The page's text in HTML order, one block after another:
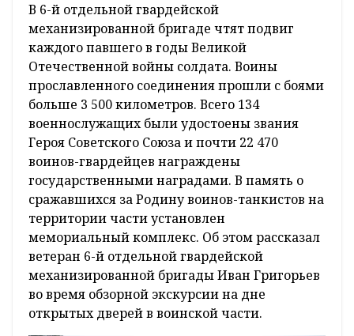
В 6-й отдельной гвардейской
механизированной бригаде чтят подвиг
каждого павшего в годы Великой
Отечественной войны солдата. Воины
прославленного соединения прошли с боями
больше 3 500 километров. Всего 134
военнослужащих были удостоены звания
Героя Советского Союза и почти 22 470
воинов-гвардейцев награждены
государственными наградами. В память о
сражавшихся за Родину воинов-танкистов на
территории части установлен
мемориальный комплекс. Об этом рассказал
ветеран 6-й отдельной гвардейской
механизированной бригады Иван Григорьев
во время обзорной экскурсии на дне
открытых дверей в воинской части.